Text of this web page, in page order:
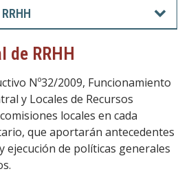
ETAPA BÁSICA
CARRERAS
POSTGRADO
EXTENSIÓN
E INVESTIGACIÓN
BIBLIOTECA
de RRHH
Nº32/2009, Funcionamiento
y Locales de Recursos
locales en cada
que aportarán antecedentes
ejecución de políticas generales